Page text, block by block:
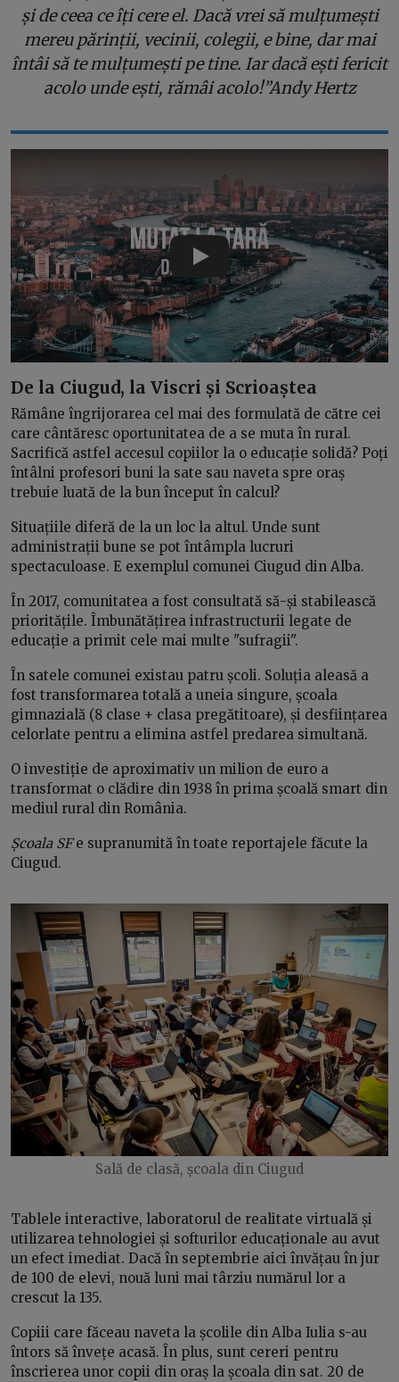
și de ceea ce îți cere el. Dacă vrei să mulțumești
mereu părinții, vecinii, colegii, e bine, dar mai
întâi să te mulțumești pe tine. Iar dacă ești fericit
acolo unde ești, rămâi acolo!”Andy Hertz
Play
De la Ciugud, la Viscri și Scrioaștea
Rămâne îngrijorarea cel mai des formulată de către cei
care cântăresc oportunitatea de a se muta în rural.
Sacrifică astfel accesul copiilor la o educație solidă? Poți
întâlni profesori buni la sate sau naveta spre oraș
trebuie luată de la bun început în calcul?
Situațiile diferă de la un loc la altul. Unde sunt
administrații bune se pot întâmpla lucruri
spectaculoase. E exemplul comunei Ciugud din Alba.
În 2017, comunitatea a fost consultată să-și stabilească
prioritățile. Îmbunătățirea infrastructurii legate de
educație a primit cele mai multe "sufragii".
În satele comunei existau patru școli. Soluția aleasă a
fost transformarea totală a uneia singure, școala
gimnazială (8 clase + clasa pregătitoare), și desființarea
celorlate pentru a elimina astfel predarea simultană.
O investiție de aproximativ un milion de euro a
transformat o clădire din 1938 în prima școală smart din
mediul rural din România.
Școala SFe supranumită în toate reportajele făcute la
Ciugud.
Sală de clasă, școala din Ciugud
Tablele interactive, laboratorul de realitate virtuală și
utilizarea tehnologiei și softurilor educaționale au avut
un efect imediat. Dacă în septembrie aici învățau în jur
de 100 de elevi, nouă luni mai târziu numărul lor a
crescut la 135.
Copiii care făceau naveta la școlile din Alba Iulia s-au
întors să învețe acasă. În plus, sunt cereri pentru
înscrierea unor copii din oraș la școala din sat. 20 de